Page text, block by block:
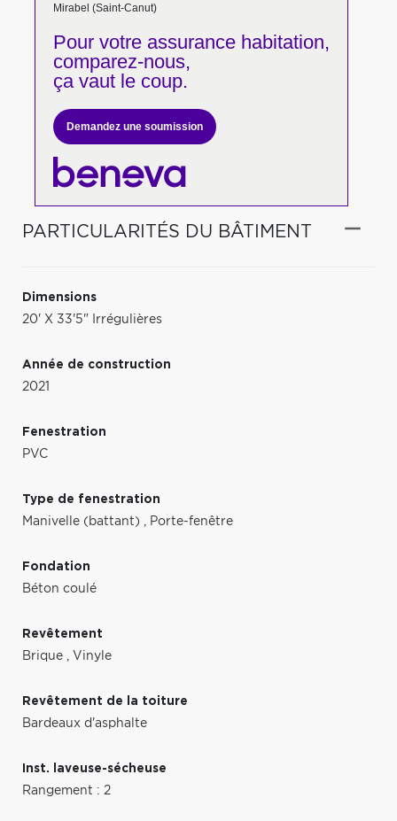
Mirabel (Saint-Canut)
Pour votreassurance habitation,
comparez-nous,
ça vaut le coup.
Demandez une soumission
PARTICULARITÉS DU BÂTIMENT
Dimensions
20' X 33'5" Irrégulières
Année de construction
2021
Fenestration
PVC
Type de fenestration
Manivelle (battant) , Porte-fenêtre
Fondation
Béton coulé
Revêtement
Brique , Vinyle
Revêtement de la toiture
Bardeaux d'asphalte
Inst. laveuse-sécheuse
Rangement : 2